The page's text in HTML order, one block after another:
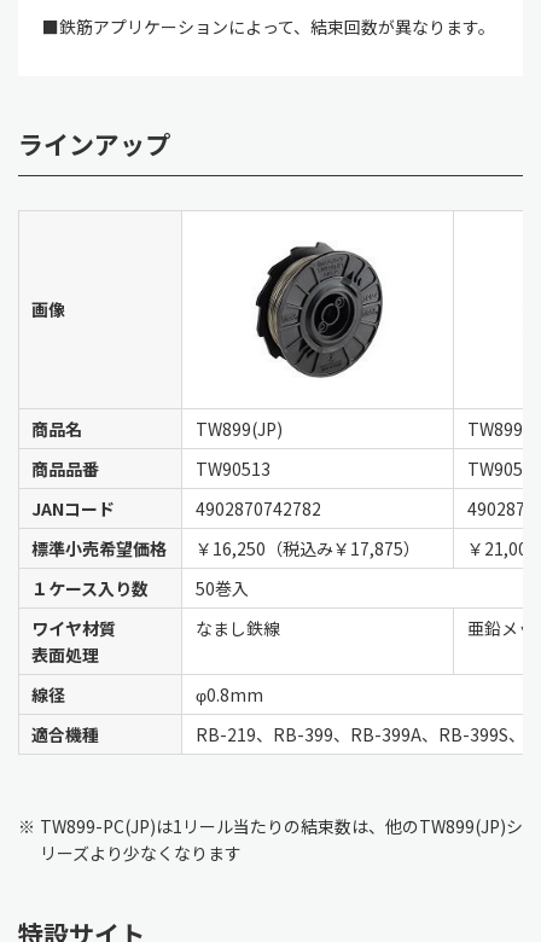
■鉄筋アプリケーションによって、結束回数が異なります。
ラインアップ
画像
商品名 TW899(JP)
TW899-
商品品番
TW90513
JANコード
4902870742782
標準小売希望価格
￥16,250（税込み￥17,875）
￥
１ケース入り数
50巻入
ワイヤ材質
表面処理
なまし鉄線 亜鉛メッ
線径
φ0.8mm
適合機種
RB-219、RB-399、RB-399A、RB-399S、
※ TW899-PC(JP)は1リール当たりの結束数は、他のTW899(JP)シ
リーズより少なくなります
特設サイト